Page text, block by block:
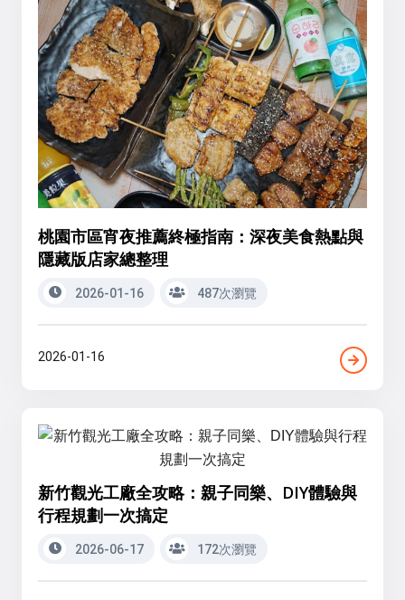
桃園市區宵夜推薦終極指南：深夜美食熱點與
隱藏版店家總整理
2026-01-16 487次瀏覽
2026-01-16
新竹觀光工廠全攻略：親子同樂、DIY體驗與
行程規劃一次搞定
2026-06-17 172次瀏覽